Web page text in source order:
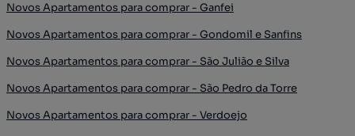
Novos Apartamentos para comprar - Ganfei
Novos Apartamentos para comprar - Gondomil e Sanfins
Novos Apartamentos para comprar - São Julião e Silva
Novos Apartamentos para comprar - São Pedro da Torre
Novos Apartamentos para comprar - Verdoejo